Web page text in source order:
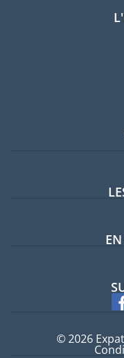
© 2026